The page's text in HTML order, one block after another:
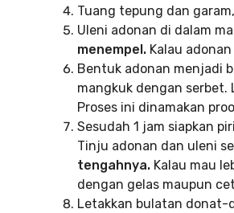
Tuang tepung dan
Uleni adonan di dalam
menempel. Kalau
Bentuk adonan menjadi
mangkuk dengan
Proses ini dinamakan
Sesudah 1 jam siapkan
Tinju adonan dan uleni
tengahnya. Kalau mau
dengan gelas maupun
Letakkan bulatan donat-